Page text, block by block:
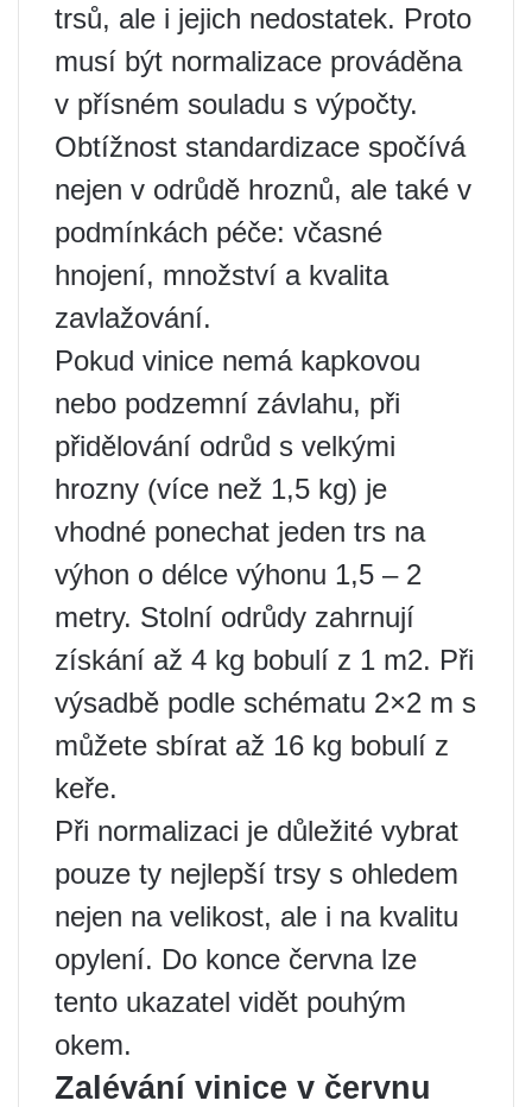
trsů, ale i jejich nedostatek. Proto
musí být normalizace prováděna
v přísném souladu s výpočty.
Obtížnost standardizace spočívá
nejen v odrůdě hroznů, ale také v
podmínkách péče: včasné
hnojení, množství a kvalita
zavlažování.
Pokud vinice nemá kapkovou
nebo podzemní závlahu, při
přidělování odrůd s velkými
hrozny (více než 1,5 kg) je
vhodné ponechat jeden trs na
výhon o délce výhonu 1,5 – 2
metry. Stolní odrůdy zahrnují
získání až 4 kg bobulí z 1 m2. Při
výsadbě podle schématu 2×2 m s
můžete sbírat až 16 kg bobulí z
keře.
Při normalizaci je důležité vybrat
pouze ty nejlepší trsy s ohledem
nejen na velikost, ale i na kvalitu
opylení. Do konce června lze
tento ukazatel vidět pouhým
okem.
Zalévání vinice v červnu